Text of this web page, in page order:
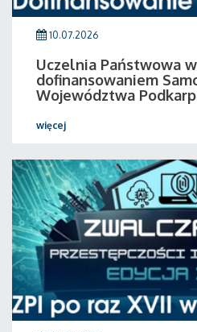
10.07.2026
Uczelnia Państwowa
dofinansowaniem
Województwa
więcej